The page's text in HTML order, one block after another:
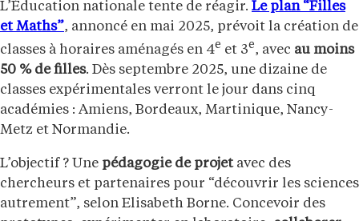
L’Éducation nationale tente de réagir. Le plan “Filles
et Maths”, annoncé en mai 2025, prévoit la création de
classes à horaires aménagés en 4e et 3e, avec au moins
50 % de filles. Dès septembre 2025, une dizaine de
classes expérimentales verront le jour dans cinq
académies : Amiens, Bordeaux, Martinique, Nancy-
Metz et Normandie.
L’objectif ? Une pédagogie de projetavec des
chercheurs et partenaires pour “découvrir les sciences
autrement”, selon Elisabeth Borne. Concevoir des